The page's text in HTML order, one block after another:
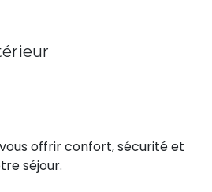
offrir confort, sécurité et
séjour.